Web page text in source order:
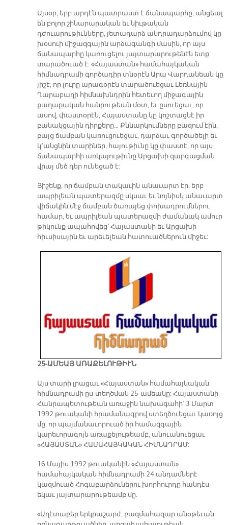
Այսօր, երբ արդէն պատրաստ է ճանապարհը, անցեալ
են բոլոր շինարարական եւ նիւթական
դժուարութիւնները, յետադարձ անդրադարձումով կը
խօսուի միջազգային արձագանգի մասին, որ այս
ճանապարհը կառուցելու յայտարարութենէն ետք
տարածուած է: «Հայաստան» համահայկական
հիմնադրամի գործադիր տնօրէն Արա Վարդանեան կը
յիշէ, որ լուրը արագօրէն տարածուեցաւ Լեռնային
Ղարաբաղի հիմնախնդրին հետեւող միջագային
քաղաքական հանրութեան մօտ, եւ ըսուեցաւ, որ
ասով, փաստօրէն, Հայաստանը կը կոշտացնէ իր
բանակցային դիրքերը… Քննարկումները բազում էին,
բայց ճամբան կառուցուեցաւ, դարձաւ գործածելի եւ
կ՚անցնին տարիներ, հայութիւնը կը փաստէ, որ այս
ճանապարհի առկայութիւնը Արցախի զարգացման
վրայ մեծ դեր ունեցած է:
Յիշենք, որ ճամբան տակաւին անաւարտ էր, երբ
ապրիլեան պատերազմը սկսաւ եւ նոյնիսկ անաւարտ
վիճակին մէջ ճամբան ծառայեց փոխադրումներու
համար, եւ ապրիլեան պատերազմի ժամանակ ամուր
թիկունք ապահովեց՝ Հայաստանի եւ Արցախի
հիւսիսային եւ արեւելեան հատուածներուն միջեւ:
25-ԱՄԵԱՅ ԱՌԱՔԵԼՈՒԹԻՒՆ
Այս տարի լրացաւ «Հայաստան» համահայկական
հիմնադրամի ըս-տեղծման 25-ամեակը: Հայաստանի
Հանրապետութեան առաջին նախագահի՝ 3 Մարտ
1992 թուականի հրամանագրով ստեղծուեցաւ կառոյց
մը, որ պայմանաւորուած իր համազգային
կարեւորագոյն առաքելութեամբ, անուանուեցաւ
«ՀԱՅԱՍՏԱՆ» ՀԱՄԱՀԱՅԿԱԿԱՆ ՀԻՄՆԱԴՐԱՄ:
16 Մայիս 1992 թուականին «Հայաստան»
համահայկական հիմնադրամի 24 անդամներէ
կազմուած Հոգաբարձուներու խորհուրդը հանդէս
եկաւ յայտարարութեամբ մը.
«Աղէտաբեր երկրաշարժ, բազմահազար անօթեւան